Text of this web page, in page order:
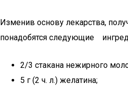
Изменив основу лекарства,
понадобятся следующие
2/3 стакана нежирного
5 г (2 ч. л.) желатина;